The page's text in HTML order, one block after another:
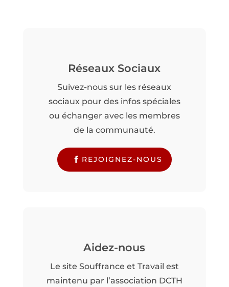
Réseaux Sociaux
Suivez-nous sur les réseaux
sociaux pour des infos spéciales
ou échanger avec les membres
de la communauté.
REJOIGNEZ-NOUS
Aidez-nous
Le site Souffrance et Travail est
maintenu par l’association DCTH